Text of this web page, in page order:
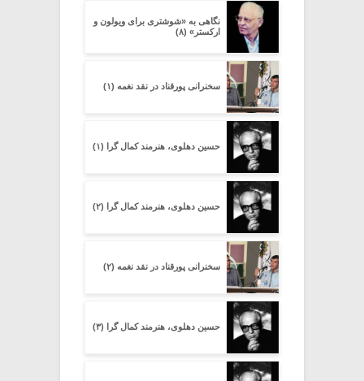
نگاهی به «شوشتری برای ویولون و
ارکستر» (۸)
سخنرانی پورقناد در نقد نغمه (۱)
حسین دهلوی، هنرمند کمال گرا (۱)
حسین دهلوی، هنرمند کمال گرا (۲)
سخنرانی پورقناد در نقد نغمه (۲)
حسین دهلوی، هنرمند کمال گرا (۳)